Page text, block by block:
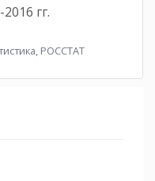
гг.
РОССТАТ